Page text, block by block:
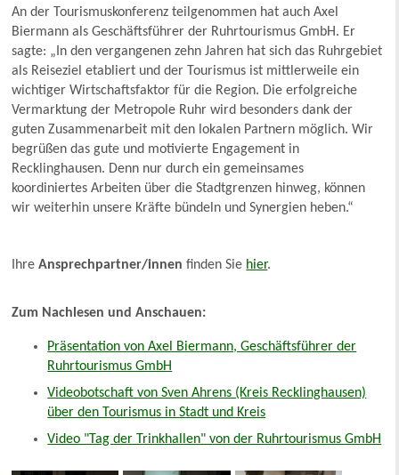
An der Tourismuskonferenz teilgenommen hat auch Axel
Biermann als Geschäftsführer der Ruhrtourismus GmbH. Er
sagte: „In den vergangenen zehn Jahren hat sich das Ruhrgebiet
als Reiseziel etabliert und der Tourismus ist mittlerweile ein
wichtiger Wirtschaftsfaktor für die Region. Die erfolgreiche
Vermarktung der Metropole Ruhr wird besonders dank der
guten Zusammenarbeit mit den lokalen Partnern möglich. Wir
begrüßen das gute und motivierte Engagement in
Recklinghausen. Denn nur durch ein gemeinsames
koordiniertes Arbeiten über die Stadtgrenzen hinweg, können
wir weiterhin unsere Kräfte bündeln und Synergien heben.“
IhreAnsprechpartner/innen finden Sie hier.
Zum Nachlesen und Anschauen:
Präsentation von Axel Biermann, Geschäftsführer der
Ruhrtourismus GmbH
Videobotschaft von Sven Ahrens (Kreis Recklinghausen)
über den Tourismus in Stadt und Kreis
Video "Tag der Trinkhallen" von der Ruhrtourismus GmbH